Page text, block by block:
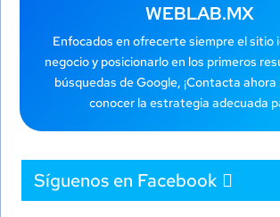
WEBLAB.MX
Enfocados en ofrecerte siempre el sitio
negocio y posicionarlo en los primeros
búsquedas de Google, ¡Contacta ahora
conocer la estrategia adecuada
Síguenos en Facebook